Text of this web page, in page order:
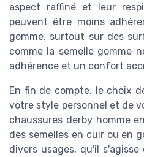
aspect raffiné et leur
peuvent être moins
gomme, surtout sur des
comme la semelle gomme
adhérence et un confort
En fin de compte, le choix
votre style personnel et de
chaussures derby homme
des semelles en cuir ou en
divers usages, qu'il